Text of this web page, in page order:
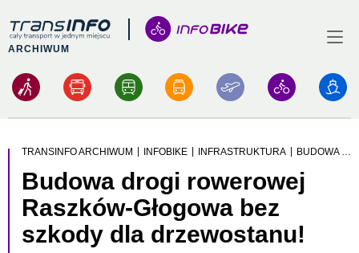
Logo
ARCHIWUM
Menu
TRANSINFO ARCHIWUM INFOBIKE INFRASTRUKTURA BUDOWA DROGI ROWEROWEJ RASZKÓW-GŁOGOWA BEZ SZKODY DLA DRZEWOSTANU!
Budowa drogi rowerowej
Raszków-Głogowa bez
szkody dla drzewostanu!